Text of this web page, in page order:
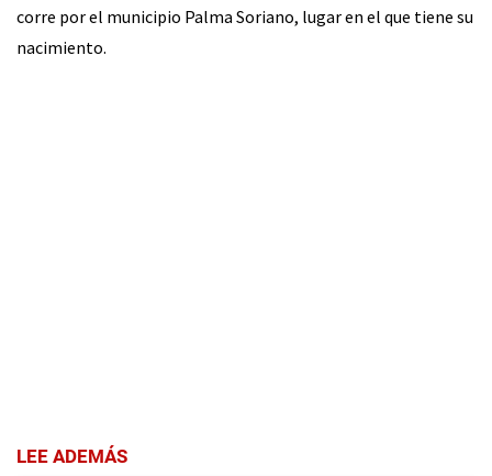
corre por el municipio Palma Soriano, lugar en el que tiene su
nacimiento.
LEE ADEMÁS